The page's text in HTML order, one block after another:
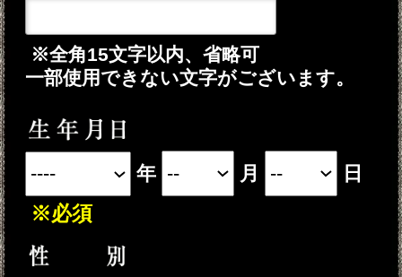
記録する
※このメニューは無料でご利用いただけ
ます。
※このメニューは無料でご利用い
ただけます。
テレシスネットワーク株式会社は、ご入
力いただいた情報を、占いサービスを提